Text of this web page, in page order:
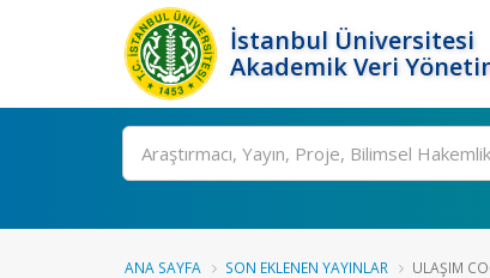
İstanbul Üniversitesi
Akademik Veri
Ara
ANA SAYFA SON EKLENEN YAYINLAR ULAŞIM